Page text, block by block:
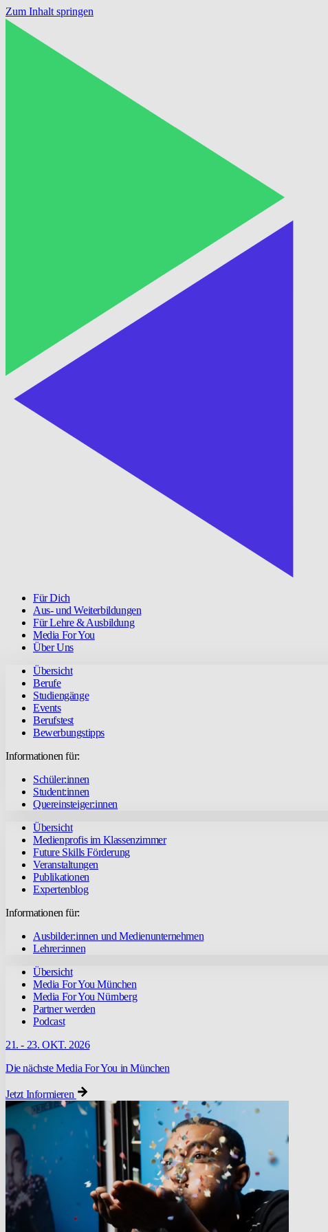
Zum Inhalt springen
Für Dich
Aus- und Weiterbildungen
Für Lehre & Ausbildung
Media For You
Über Uns
Übersicht
Berufe
Studiengänge
Events
Berufstest
Bewerbungstipps
Informationen für:
Schüler:innen
Student:innen
Quereinsteiger:innen
Übersicht
Medienprofis im Klassenzimmer
Future Skills Förderung
Veranstaltungen
Publikationen
Expertenblog
Informationen für:
Ausbilder:innen und Medienunternehmen
Lehrer:innen
Übersicht
Media For You München
Media For You Nürnberg
Partner werden
Podcast
21. - 23. OKT. 2026
Die nächste Media For You in München
Jetzt Informieren